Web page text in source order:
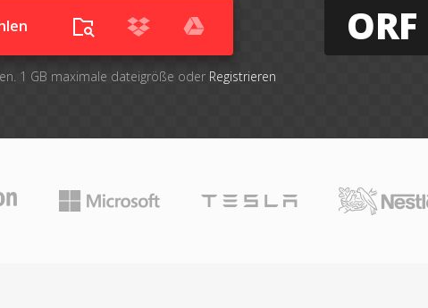
1 GB maximale dateigröße oder Registrieren
ORF